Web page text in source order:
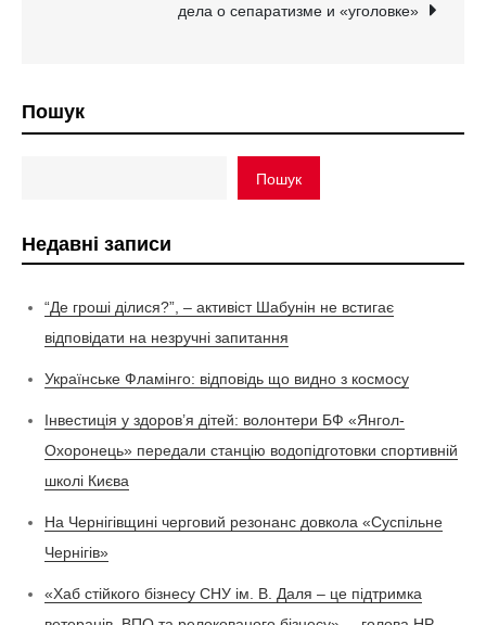
дела о сепаратизме и «уголовке»
Пошук
Пошук
Недавні записи
“Де гроші ділися?”, – активіст Шабунін не встигає
відповідати на незручні запитання
Українське Фламінго: відповідь що видно з космосу
Інвестиція у здоров’я дітей: волонтери БФ «Янгол-
Охоронець» передали станцію водопідготовки спортивній
школі Києва
На Чернігівщині черговий резонанс довкола «Суспільне
Чернігів»
«Хаб стійкого бізнесу СНУ ім. В. Даля – це підтримка